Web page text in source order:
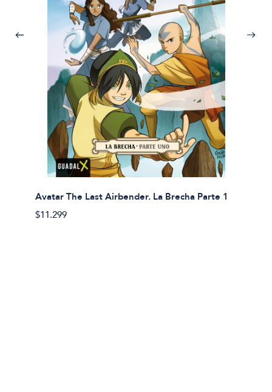
Avatar The Last Airbender. La Brecha Parte 1
$11.299